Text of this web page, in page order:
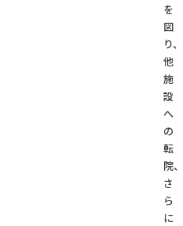
を
図
り、
他
施
設
へ
の
転
院、
さ
ら
に